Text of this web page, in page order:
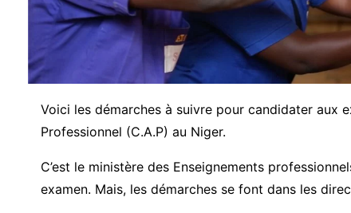
Voici les démarches à suivre pour candidater aux
Professionnel (C.A.P) au Niger.
C’est le ministère des Enseignements
examen. Mais, les démarches se font dans les